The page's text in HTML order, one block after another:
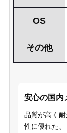
OS
その他
安心の国内
品質が高く
性に優れた、